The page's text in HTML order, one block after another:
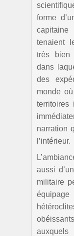
forme
tenaient
très bien
dans
des
monde
territoires
narration
l’intérieur.
aussi
militaire